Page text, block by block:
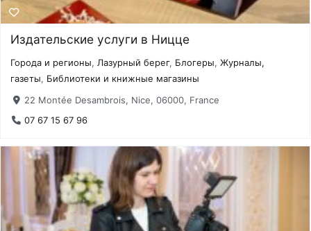
Издательские услуги в Ницце
Города и регионы,Лазурный берег, Блогеры,Журналы,
газеты, Библиотеки и книжные магазины
22 Montée Desambrois, Nice, 06000, France
07 67 15 67 96